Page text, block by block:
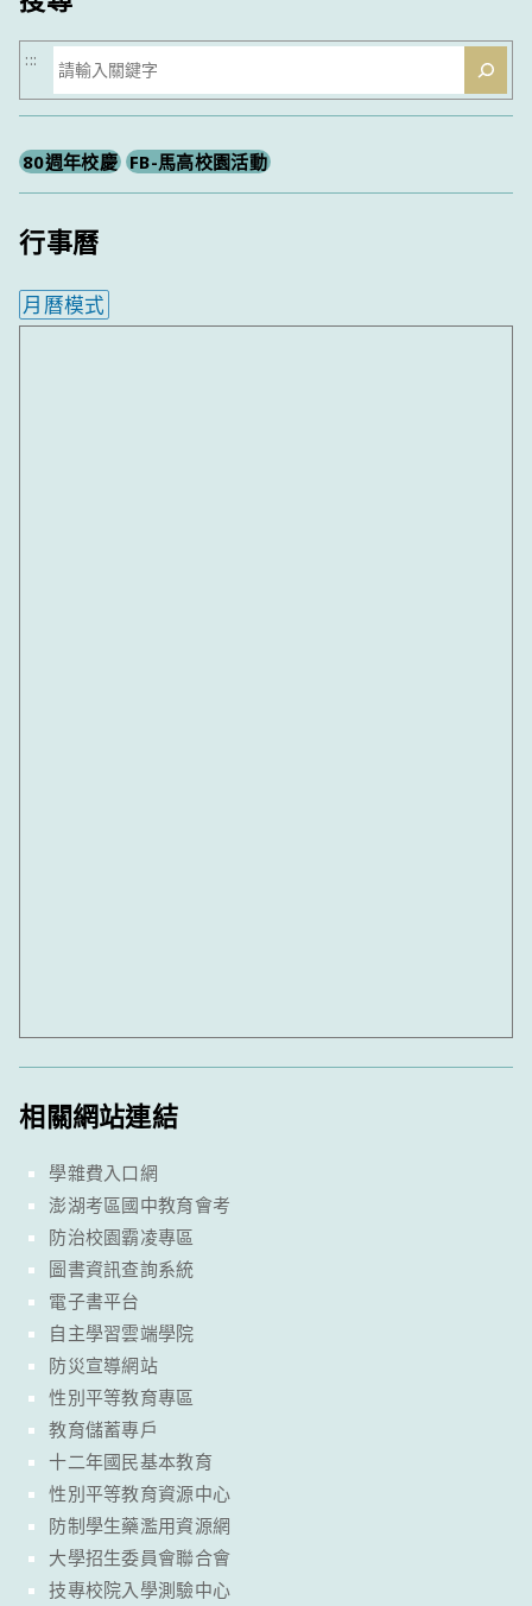
搜
尋
:::
80週年校慶 FB-馬高校園活動
行事曆
月曆模式
相關網站連結
學雜費入口網
澎湖考區國中教育會考
防治校園霸凌專區
圖書資訊查詢系統
電子書平台
自主學習雲端學院
防災宣導網站
性別平等教育專區
教育儲蓄專戶
十二年國民基本教育
性別平等教育資源中心
防制學生藥濫用資源網
大學招生委員會聯合會
技專校院入學測驗中心